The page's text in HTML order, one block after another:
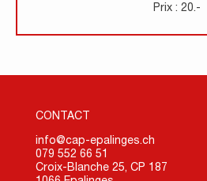
Prix : 20.-
CONTACT
info@cap-epalinges.ch
079 552 66 51
Croix-Blanche 25, CP 187